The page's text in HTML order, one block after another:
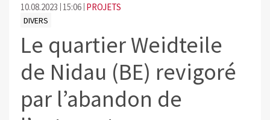
10.08.2023 15:06 PROJETS
DIVERS
Le quartier Weidteile
de Nidau (BE) revigoré
par l’abandon de